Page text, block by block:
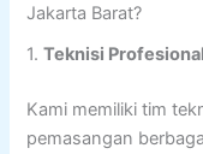
Jakarta Barat?
1.Teknisi
Kami memiliki tim
pemasangan